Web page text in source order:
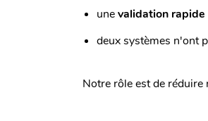
unevalidation rapide
deux systèmes n'ont
Notre rôle est de